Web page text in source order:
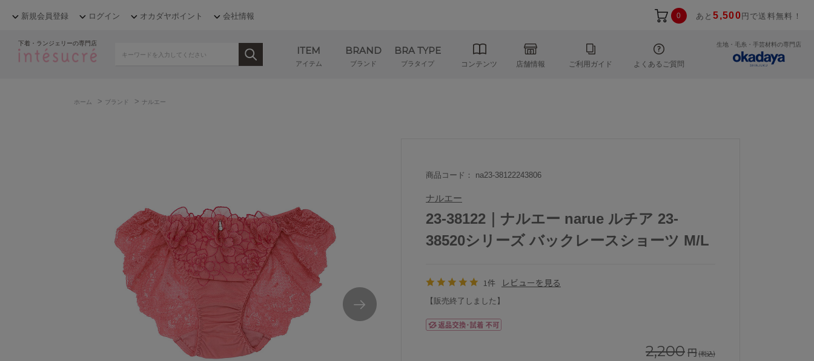
新規会員登録 ログイン オカダヤポイント 会社情報 0 あと5,500 円で送料無料！
下着・ランジェリーの専門店
ITEM
アイテム
BRAND
ブランド
BRA TYPE
ブラタイプ コンテンツ 店舗情報 ご利用ガイド よくあるご質問
生地・毛糸・手芸材料の専門店
ホーム > ブランド > ナルエー
商品コード： na23-38122243806
ナルエー
23-38122｜ナルエー narue ルチア 23-
38520シリーズ バックレースショーツ M/L
1件 レビューを見る
【販売終了しました】
2,200円(税込)